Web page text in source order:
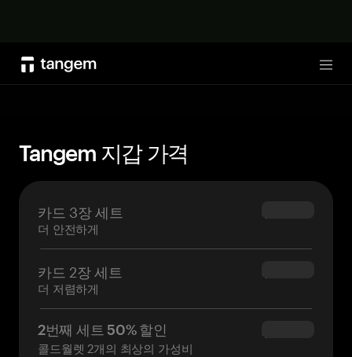
Tangem 지갑 가격
카드 3장 세트
더 안전하게
$69.90
카드 2장 세트
더 저렴하게
$54.90
2번째 세트 50% 할인
콜드월렛 2개의 최상의 가성비
$34.95